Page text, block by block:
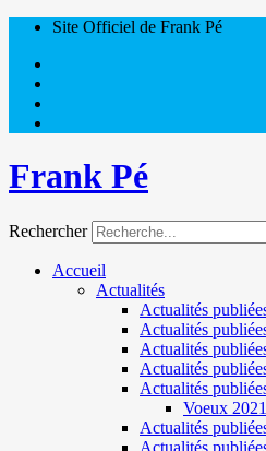
Site Officiel de Frank Pé
Frank Pé
Rechercher
Accueil
Actualités
Actualités
Actualités
Actualités
Actualités
Actualités
Voeux 2021
Actualités
Actualités